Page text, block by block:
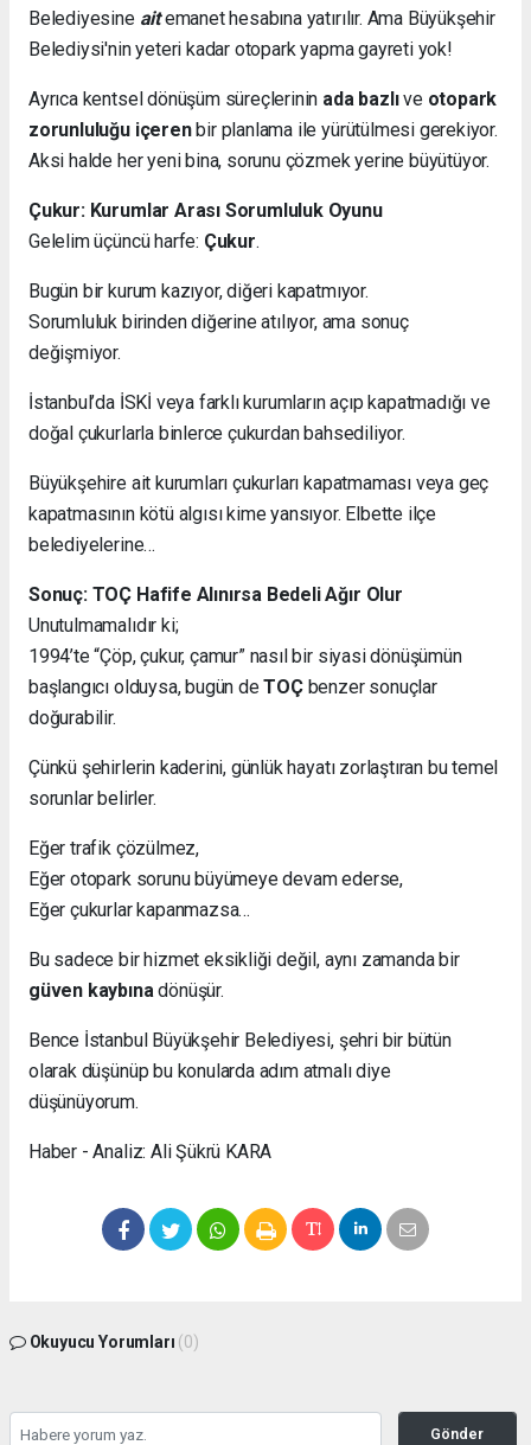
Belediyesine aitemanet hesabına yatırılır. Ama Büyükşehir
Belediysi'nin yeteri kadar otopark yapma gayreti yok!
Ayrıca kentsel dönüşüm süreçlerinin ada bazlıve otopark
zorunluluğu içerenbir planlama ile yürütülmesi gerekiyor.
Aksi halde her yeni bina, sorunu çözmek yerine büyütüyor.
Çukur: Kurumlar Arası Sorumluluk Oyunu
Gelelim üçüncü harfe: Çukur.
Bugün bir kurum kazıyor, diğeri kapatmıyor.
Sorumluluk birinden diğerine atılıyor, ama sonuç
değişmiyor.
İstanbul’da İSKİ veya farklı kurumların açıp kapatmadığı ve
doğal çukurlarla binlerce çukurdan bahsediliyor.
Büyükşehire ait kurumları çukurları kapatmaması veya geç
kapatmasının kötü algısı kime yansıyor. Elbette ilçe
belediyelerine…
Sonuç: TOÇ Hafife Alınırsa Bedeli Ağır Olur
Unutulmamalıdır ki;
1994’te “Çöp, çukur, çamur” nasıl bir siyasi dönüşümün
başlangıcı olduysa, bugün deTOÇbenzer sonuçlar
doğurabilir.
Çünkü şehirlerin kaderini, günlük hayatı zorlaştıran bu temel
sorunlar belirler.
Eğer trafik çözülmez,
Eğer otopark sorunu büyümeye devam ederse,
Eğer çukurlar kapanmazsa…
Bu sadece bir hizmet eksikliği değil, aynı zamanda bir
güven kaybınadönüşür.
Bence İstanbul Büyükşehir Belediyesi, şehri bir bütün
olarak düşünüp bu konularda adım atmalı diye
düşünüyorum.
Haber - Analiz: Ali Şükrü KARA
Okuyucu Yorumları (0)
Gönder